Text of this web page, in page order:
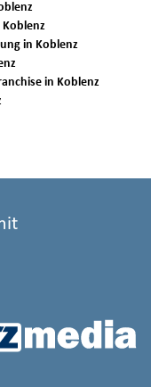
/ Techniker in Koblenz
/ TK / Software-Entwicklung in Koblenz
Jobs für Kaufmännische Berufe & Verwaltung in Koblenz
in Koblenz
Jobs für Freiberufler / Selbständigkeit / Franchise in Koblenz